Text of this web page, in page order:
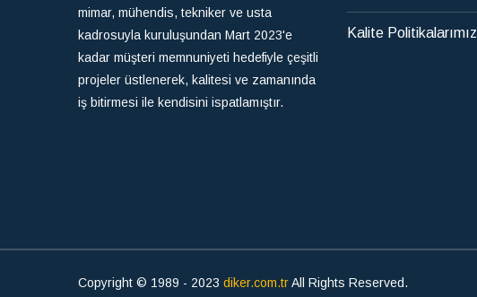
mimar, mühendis, tekniker ve usta
kadrosuyla kuruluşundan Mart 2023'e
kadar müşteri memnuniyeti hedefiyle çeşitli
projeler üstlenerek, kalitesi ve zamanında
iş bitirmesi ile kendisini ispatlamıştır.
Kalite Politikalarımız
Copyright © 1989 - 2023 diker.com.trAll Rights Reserved.